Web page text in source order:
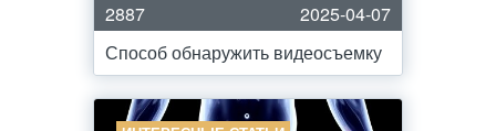
2887
2025-04-07
Способ обнаружить видеосъемку